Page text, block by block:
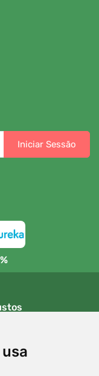
Iniciar Sessão
a 80 EUR
em qualquer